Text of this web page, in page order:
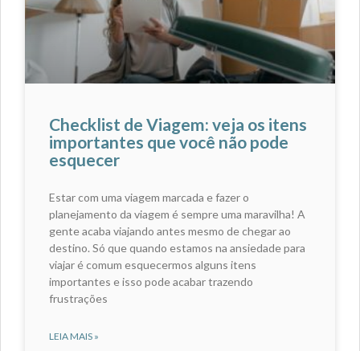
Checklist de Viagem: veja os itens
importantes que você não pode
esquecer
Estar com uma viagem marcada e fazer o
planejamento da viagem é sempre uma maravilha! A
gente acaba viajando antes mesmo de chegar ao
destino. Só que quando estamos na ansiedade para
viajar é comum esquecermos alguns itens
importantes e isso pode acabar trazendo
frustrações
LEIA MAIS »